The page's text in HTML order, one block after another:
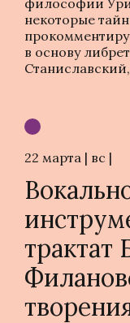
философии
некоторые
в основу
22 марта | вс |
трактат